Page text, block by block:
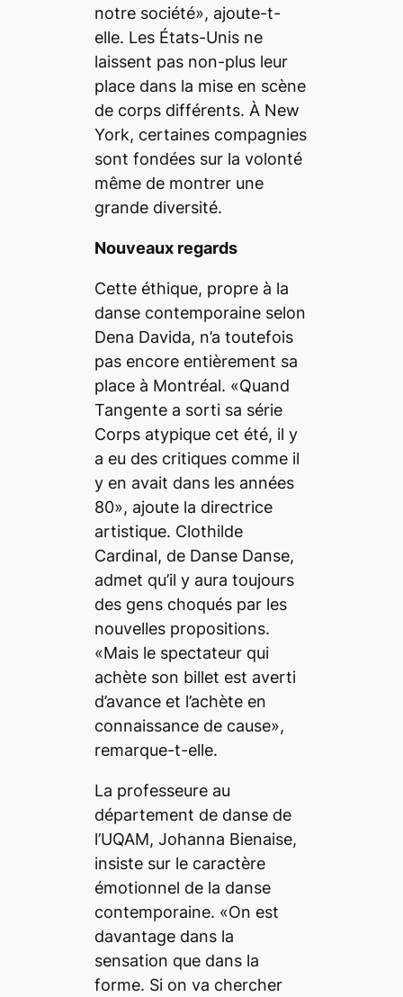
notre société», ajoute-t-
elle. Les États-Unis ne
laissent pas non-plus leur
place dans la mise en scène
de corps différents. À New
York, certaines compagnies
sont fondées sur la volonté
même de montrer une
grande diversité.
Nouveaux regards
Cette éthique, propre à la
danse contemporaine selon
Dena Davida, n’a toutefois
pas encore entièrement sa
place à Montréal. «Quand
Tangente a sorti sa série
Corps atypiquecet été, il y
a eu des critiques comme il
y en avait dans les années
80», ajoute la directrice
artistique. Clothilde
Cardinal, de Danse Danse,
admet qu’il y aura toujours
des gens choqués par les
nouvelles propositions.
«Mais le spectateur qui
achète son billet est averti
d’avance et l’achète en
connaissance de cause»,
remarque-t-elle.
La professeure au
département de danse de
l’UQAM, Johanna Bienaise,
insiste sur le caractère
émotionnel de la danse
contemporaine. «On est
davantage dans la
sensation que dans la
forme. Si on va chercher